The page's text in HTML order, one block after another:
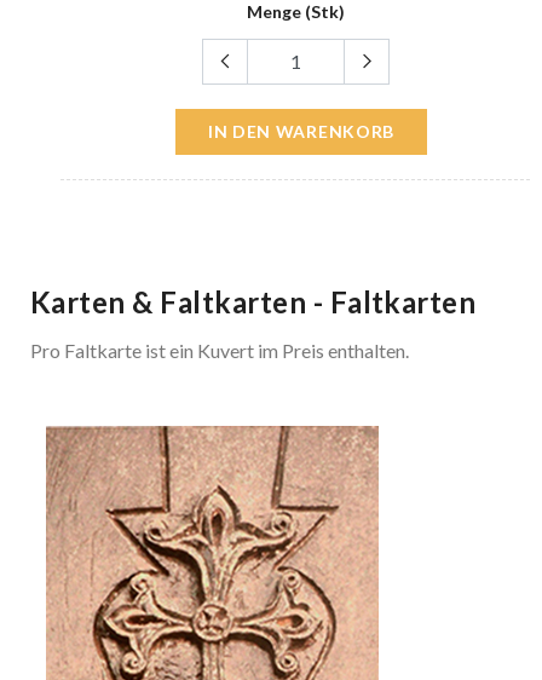
Menge (Stk)
IN DEN WARENKORB
Karten & Faltkarten - Faltkarten
Pro Faltkarte ist ein Kuvert im Preis enthalten.